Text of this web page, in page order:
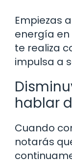
Empiezas
energía en
te realiza
impulsa a
hablar
Cuando
notarás